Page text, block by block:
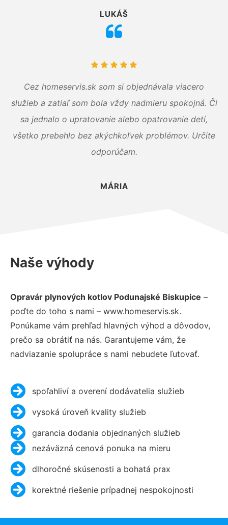
LUKÁŠ
Cez homeservis.sk som si objednávala viacero
služieb a zatiaľ som bola vždy nadmieru spokojná. Či
sa jednalo o upratovanie alebo opatrovanie detí,
všetko prebehlo bez akýchkoľvek problémov. Určite
odporúčam.
MÁRIA
Naše výhody
Opravár plynových kotlov Podunajské Biskupice –
poďte do toho s nami – www.homeservis.sk.
Ponúkame vám prehľad hlavných výhod a dôvodov,
prečo sa obrátiť na nás. Garantujeme vám, že
nadviazanie spolupráce s nami nebudete ľutovať.
spoľahliví a overení dodávatelia služieb
vysoká úroveň kvality služieb
garancia dodania objednaných služieb
nezáväzná cenová ponuka na mieru
dlhoročné skúsenosti a bohatá prax
korektné riešenie prípadnej nespokojnosti